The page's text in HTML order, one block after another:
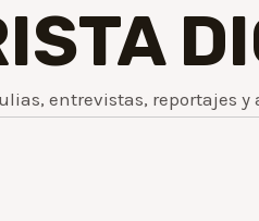
entrevistas, reportajes y